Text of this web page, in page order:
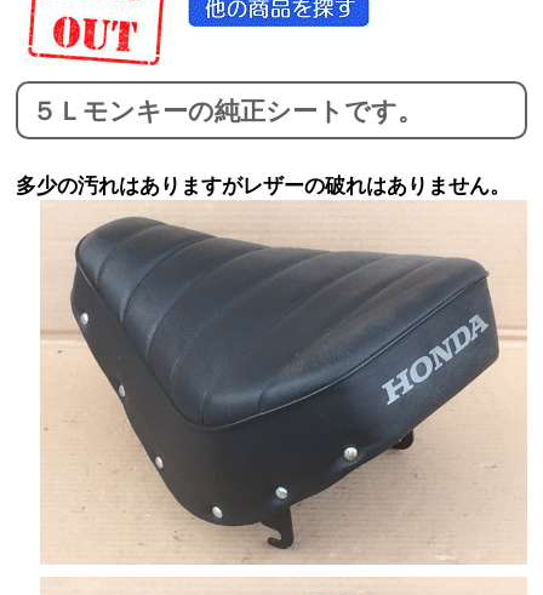
５Ｌモンキーの純正シートです。
多少の汚れはありますがレザーの破れはありません。